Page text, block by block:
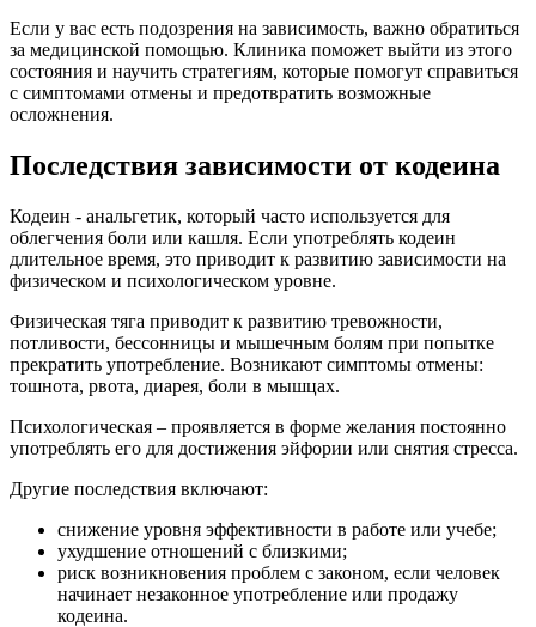
Если у вас есть подозрения на зависимость, важно обратиться
за медицинской помощью. Клиника поможет выйти из этого
состояния и научить стратегиям, которые помогут справиться
с симптомами отмены и предотвратить возможные
осложнения.
Последствия зависимости от кодеина
Кодеин - анальгетик, который часто используется для
облегчения боли или кашля. Если употреблять кодеин
длительное время, это приводит к развитию зависимости на
физическом и психологическом уровне.
Физическая тяга приводит к развитию тревожности,
потливости, бессонницы и мышечным болям при попытке
прекратить употребление. Возникают симптомы отмены:
тошнота, рвота, диарея, боли в мышцах.
Психологическая – проявляется в форме желания постоянно
употреблять его для достижения эйфории или снятия стресса.
Другие последствия включают:
снижение уровня эффективности в работе или учебе;
ухудшение отношений с близкими;
риск возникновения проблем с законом, если человек
начинает незаконное употребление или продажу
кодеина.